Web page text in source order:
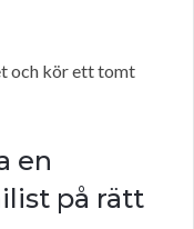
och kör ett tomt
en
på rätt